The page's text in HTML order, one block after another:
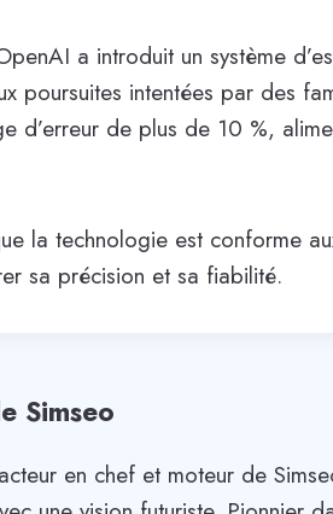
a introduit un système
poursuites intentées par des
d’erreur de plus de 10 %,
la technologie est conforme
sa précision et sa fiabilité.
Simseo
en chef et moteur de